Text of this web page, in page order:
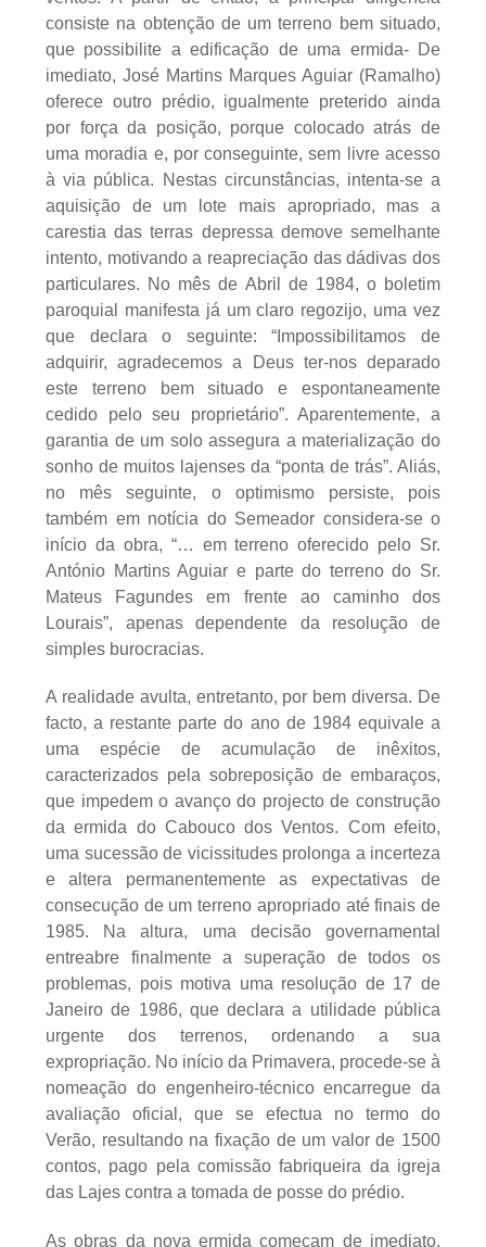
consiste na obtenção de um terreno bem situado,
que possibilite a edificação de uma ermida- De
imediato, José Martins Marques Aguiar (Ramalho)
oferece outro prédio, igualmente preterido ainda
por força da posição, porque colocado atrás de
uma moradia e, por conseguinte, sem livre acesso
à via pública. Nestas circunstâncias, intenta-se a
aquisição de um lote mais apropriado, mas a
carestia das terras depressa demove semelhante
intento, motivando a reapreciação das dádivas dos
particulares. No mês de Abril de 1984, o boletim
paroquial manifesta já um claro regozijo, uma vez
que declara o seguinte: “Impossibilitamos de
adquirir, agradecemos a Deus ter-nos deparado
este terreno bem situado e espontaneamente
cedido pelo seu proprietário”. Aparentemente, a
garantia de um solo assegura a materialização do
sonho de muitos lajenses da “ponta de trás”. Aliás,
no mês seguinte, o optimismo persiste, pois
também em notícia do Semeador considera-se o
início da obra, “… em terreno oferecido pelo Sr.
António Martins Aguiar e parte do terreno do Sr.
Mateus Fagundes em frente ao caminho dos
Lourais”, apenas dependente da resolução de
simples burocracias.
A realidade avulta, entretanto, por bem diversa. De
facto, a restante parte do ano de 1984 equivale a
uma espécie de acumulação de inêxitos,
caracterizados pela sobreposição de embaraços,
que impedem o avanço do projecto de construção
da ermida do Cabouco dos Ventos. Com efeito,
uma sucessão de vicissitudes prolonga a incerteza
e altera permanentemente as expectativas de
consecução de um terreno apropriado até finais de
1985. Na altura, uma decisão governamental
entreabre finalmente a superação de todos os
problemas, pois motiva uma resolução de 17 de
Janeiro de 1986, que declara a utilidade pública
urgente dos terrenos, ordenando a sua
expropriação. No início da Primavera, procede-se à
nomeação do engenheiro-técnico encarregue da
avaliação oficial, que se efectua no termo do
Verão, resultando na fixação de um valor de 1500
contos, pago pela comissão fabriqueira da igreja
das Lajes contra a tomada de posse do prédio.
As obras da nova ermida começam de imediato,